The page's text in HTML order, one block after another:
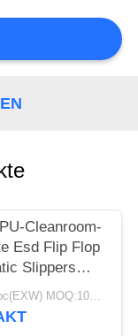
Cleanroom-
Esd Flip Flop
Slippers
USD 0.3/pc(EXW) MOQ:100Pairs